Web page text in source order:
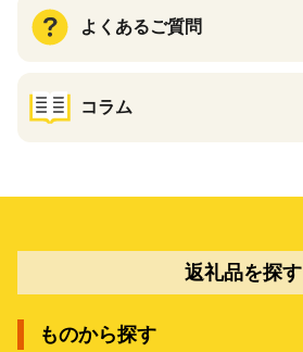
よくあるご質問
コラム
返礼品を探す
ものから探す